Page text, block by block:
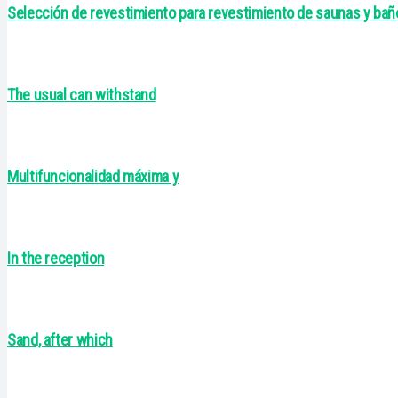
Selección de revestimiento para revestimiento de saunas y
The usual can withstand
Multifuncionalidad máxima y
In the reception
Sand, after which